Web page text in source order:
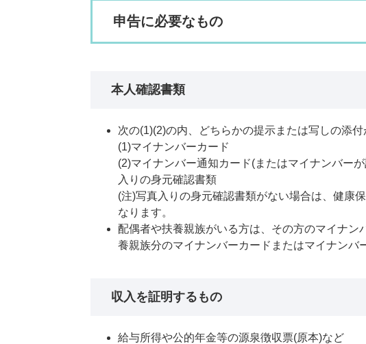
申告に必要なもの
本人確認書類
次の(1)(2)の内、どちらかの提示または写しの添付
(1)マイナンバーカード
(2)マイナンバー通知カード(またはマイナンバー
入りの身元確認書類
(注)写真入りの身元確認書類がない場合は、健康
なります。
配偶者や扶養親族がいる方は、その方のマイナ
養親族分のマイナンバーカードまたはマイナンバ
収入を証明するもの
給与所得や公的年金等の源泉徴収票(原本)など